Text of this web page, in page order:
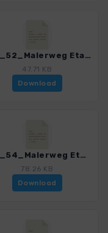
ELB_52_Malerweg Etappe 1_4191_11.gpx
47.71 KB
Download
ELB_54_Malerweg Etappe 3_4191_11.gpx
78.26 KB
Download